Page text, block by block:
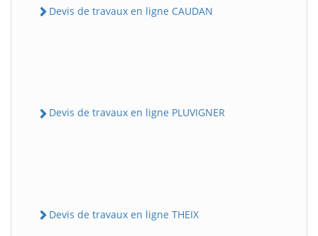
Devis de travaux en ligne CAUDAN
Devis de travaux en ligne PLUVIGNER
Devis de travaux en ligne THEIX